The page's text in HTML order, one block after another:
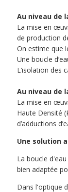
Au niveau de
La mise en
de production
On estime que
Une boucle
L’isolation des
Au niveau de
La mise en
Haute Densité
d’adductions
Une solution
La boucle
bien adaptée
Dans l'optique